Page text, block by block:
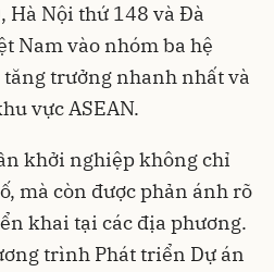
Hà Nội thứ 148 và Đà
Nam vào nhóm ba hệ
trưởng nhanh nhất và
vực ASEAN.
khởi nghiệp không chỉ
mà còn được phản ánh rõ
khai tại các địa phương.
trình Phát triển Dự án